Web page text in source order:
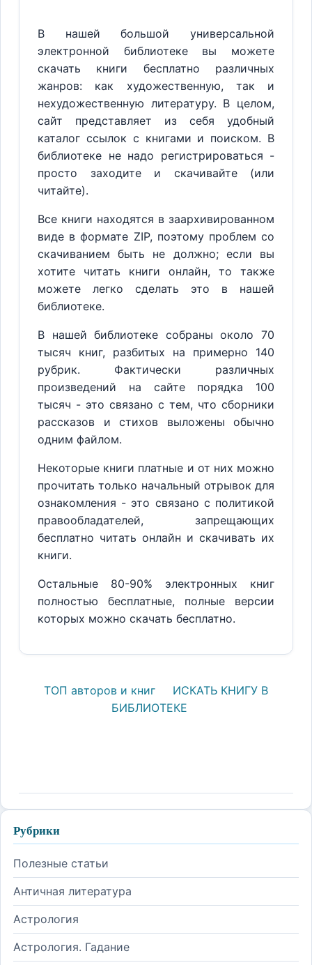
В нашей большой универсальной
электронной библиотеке вы можете
скачать книги бесплатно различных
жанров: как художественную, так и
нехудожественную литературу. В целом,
сайт представляет из себя удобный
каталог ссылок с книгами и поиском. В
библиотеке не надо регистрироваться -
просто заходите и скачивайте (или
читайте).
Все книги находятся в заархивированном
виде в формате ZIP, поэтому проблем со
скачиванием быть не должно; если вы
хотите читать книги онлайн, то также
можете легко сделать это в нашей
библиотеке.
В нашей библиотеке собраны около 70
тысяч книг, разбитых на примерно 140
рубрик. Фактически различных
произведений на сайте порядка 100
тысяч - это связано с тем, что сборники
рассказов и стихов выложены обычно
одним файлом.
Некоторые книги платные и от них можно
прочитать только начальный отрывок для
ознакомления - это связано с политикой
правообладателей, запрещающих
бесплатно читать онлайн и скачивать их
книги.
Остальные 80-90% электронных книг
полностью бесплатные, полные версии
которых можно скачать бесплатно.
ТОП авторов и книг
ИСКАТЬ КНИГУ В
БИБЛИОТЕКЕ
Рубрики
Полезные статьи
Античная литература
Астрология
Астрология. Гадание